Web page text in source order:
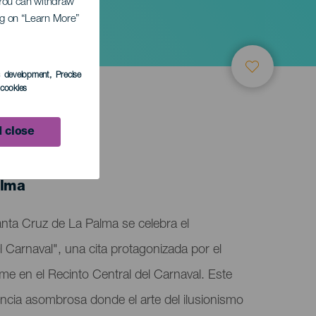
can withdraw
on “Learn More”
development, Precise
close
Cruz de La Palma se celebra el
una cita protagonizada por el
en el Recinto Central del Carnaval. Este
asombrosa donde el arte del ilusionismo